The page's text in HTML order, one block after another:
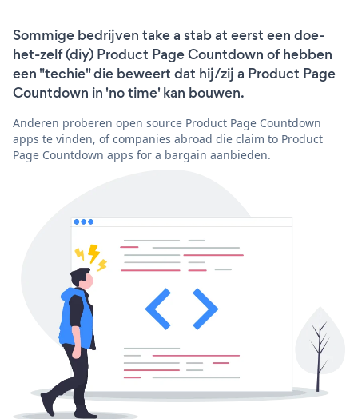
Sommige bedrijven take a stab at eerst een doe-
het-zelf (diy) Product Page Countdown of hebben
een "techie" die beweert dat hij/zij a Product Page
Countdown in 'no time' kan bouwen.
Anderen proberen open source Product Page Countdown
apps te vinden, of companies abroad die claim to Product
Page Countdown apps for a bargain aanbieden.